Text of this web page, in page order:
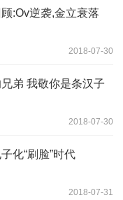
:Ov逆袭,金立衰落
2018-07-30
兄弟 我敬你是条汉子
2018-07-30
化“刷脸”时代
2018-07-31